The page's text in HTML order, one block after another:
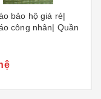
hộ lao động| Áo
có gắn phản